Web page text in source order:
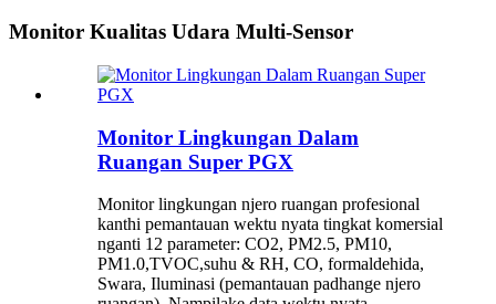
Monitor Kualitas Udara Multi-Sensor
Monitor Lingkungan Dalam
Ruangan Super PGX
Monitor lingkungan njero ruangan profesional
kanthi pemantauan wektu nyata tingkat komersial
nganti 12 parameter: CO2, PM2.5, PM10,
PM1.0,TVOC,suhu & RH, CO, formaldehida,
Swara, Iluminasi (pemantauan padhange njero